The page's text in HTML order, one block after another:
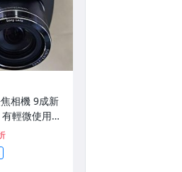
相機 9成新
輕微使用痕
裝 無拆修無